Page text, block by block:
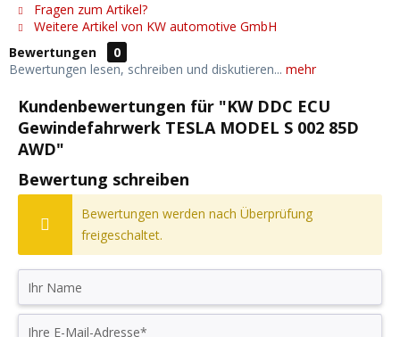
Fragen zum Artikel?
Weitere Artikel von KW automotive GmbH
Bewertungen
0
Bewertungen lesen, schreiben und diskutieren... mehr
Kundenbewertungen für "KW DDC ECU
Gewindefahrwerk TESLA MODEL S 002 85D
AWD"
Bewertung schreiben
Bewertungen werden nach Überprüfung
freigeschaltet.